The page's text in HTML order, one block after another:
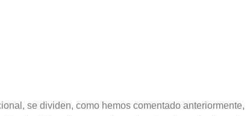
se dividen, como hemos comentado anteriormente,